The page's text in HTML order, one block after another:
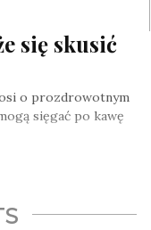
się skusić
o prozdrowotnym
sięgać po kawę